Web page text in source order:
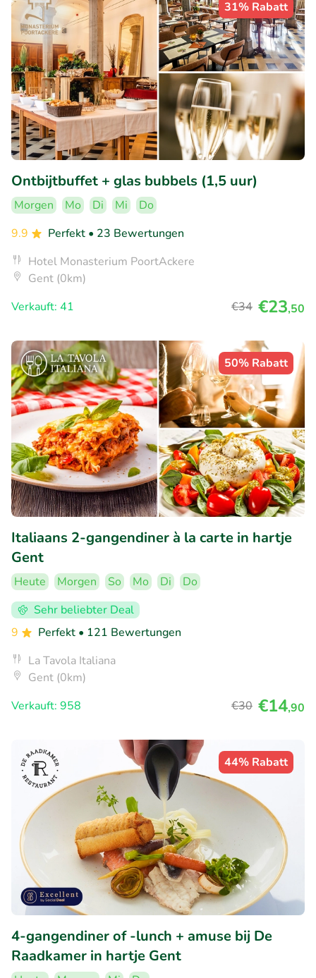
31% Rabatt
Ontbijtbuffet + glas bubbels (1,5 uur)
Morgen Mo Di Mi
Do
9.9
Perfekt • 23 Bewertungen
Hotel Monasterium PoortAckere
Gent (0km)
Verkauft: 41
€34 €23,50
50% Rabatt
Italiaans 2-gangendiner à la carte in hartje
Gent
Heute Morgen So Mo Di
Do
Sehr beliebter Deal
9
Perfekt • 121 Bewertungen
La Tavola Italiana
Gent (0km)
Verkauft: 958
€30 €14,90
44% Rabatt
4-gangendiner of -lunch + amuse bij De
Raadkamer in hartje Gent